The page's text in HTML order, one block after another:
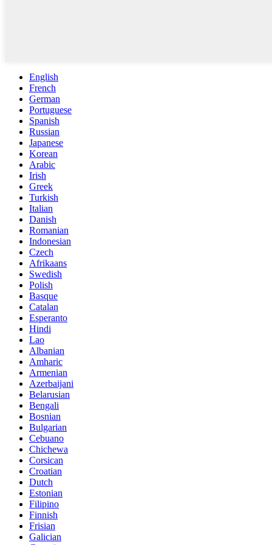
English
French
German
Portuguese
Spanish
Russian
Japanese
Korean
Arabic
Irish
Greek
Turkish
Italian
Danish
Romanian
Indonesian
Czech
Afrikaans
Swedish
Polish
Basque
Catalan
Esperanto
Hindi
Lao
Albanian
Amharic
Armenian
Azerbaijani
Belarusian
Bengali
Bosnian
Bulgarian
Cebuano
Chichewa
Corsican
Croatian
Dutch
Estonian
Filipino
Finnish
Frisian
Galician